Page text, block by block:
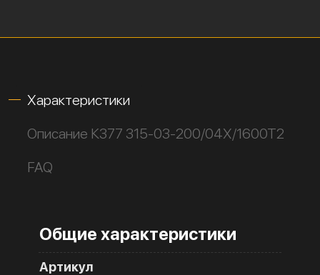
Характеристики
Описание К377 315-03-200/04Х/1600Т2
FAQ
Общие характеристики
Артикул